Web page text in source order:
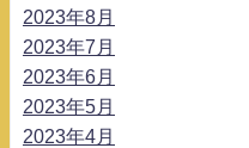
2023年8月
2023年7月
2023年6月
2023年5月
2023年4月